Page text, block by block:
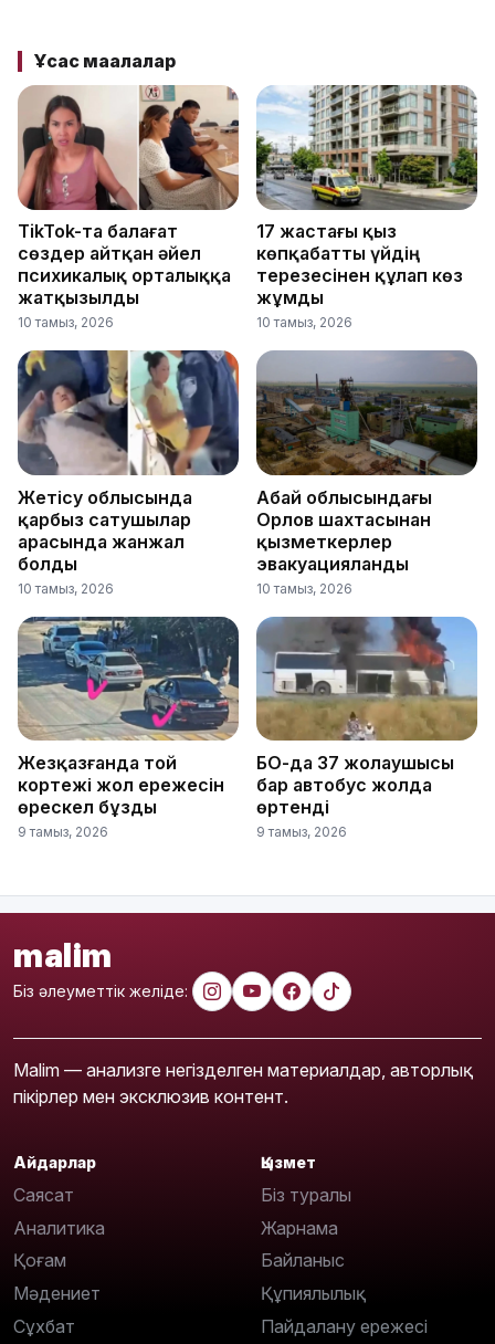
Ұқсас мақалалар
TikTok-та балағат
сөздер айтқан әйел
психикалық орталыққа
жатқызылды
10 тамыз, 2026
17 жастағы қыз
көпқабатты үйдің
терезесінен құлап көз
жұмды
10 тамыз, 2026
Жетісу облысында
қарбыз сатушылар
арасында жанжал
болды
10 тамыз, 2026
Абай облысындағы
Орлов шахтасынан
қызметкерлер
эвакуацияланды
10 тамыз, 2026
Жезқазғанда той
кортежі жол ережесін
өрескел бұзды
9 тамыз, 2026
БҚО-да 37 жолаушысы
бар автобус жолда
өртенді
9 тамыз, 2026
malim
Біз әлеуметтік желіде:
Malim — анализге негізделген материалдар, авторлық
пікірлер мен эксклюзив контент.
Айдарлар
Саясат
Аналитика
Қоғам
Мәдениет
Сұхбат
Қызмет
Біз туралы
Жарнама
Байланыс
Құпиялылық
Пайдалану ережесі